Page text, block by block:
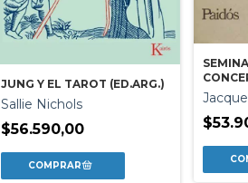
JUNG Y EL TAROT (ED.ARG.)
Sallie Nichols
$56.590,00